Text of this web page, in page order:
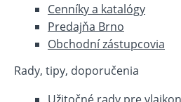
Cenníky a katalógy
Predajňa Brno
Obchodní zástupcovia
Rady, tipy, doporučenia